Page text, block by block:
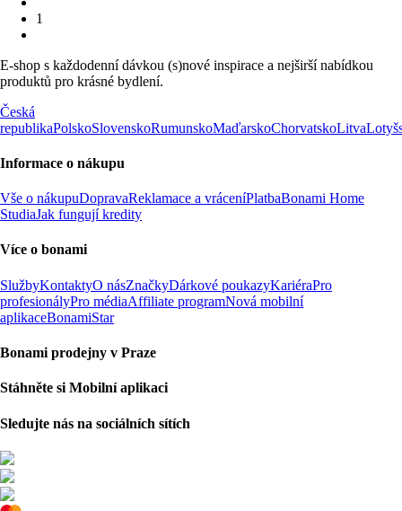
1
E-shop s každodenní dávkou (s)nové inspirace a nejširší nabídkou
produktů pro krásné bydlení.
Česká
republikaPolskoSlovenskoRumunskoMaďarskoChorvatskoLitva
Informace o nákupu
Vše o nákupuDopravaReklamace a vráceníPlatbaBonami Home
StudiaJak fungují kredity
Více o bonami
SlužbyKontaktyO násZnačkyDárkové poukazyKariéraPro
profesionályPro médiaAffiliate programNová mobilní
aplikaceBonamiStar
Bonami prodejny v Praze
Stáhněte si Mobilní aplikaci
Sledujte nás na sociálních sítích